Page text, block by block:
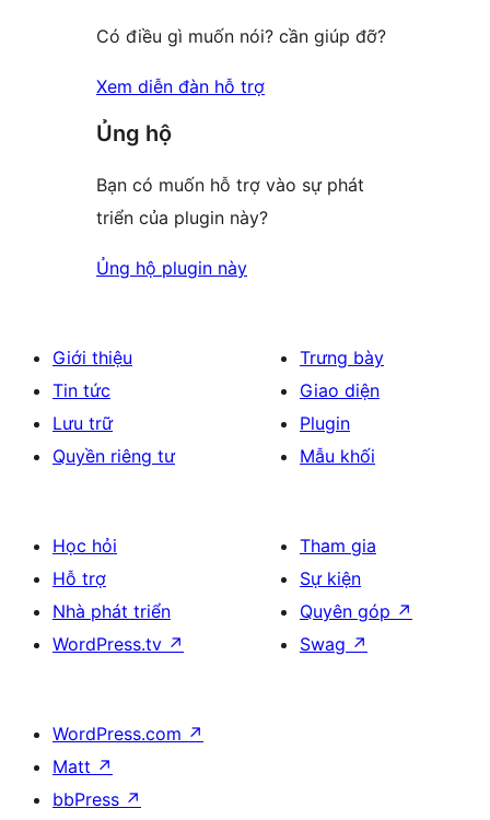
Có điều gì muốn nói? cần giúp đỡ?
Xem diễn đàn hỗ trợ
Ủng hộ
Bạn có muốn hỗ trợ vào sự phát
triển của plugin này?
Ủng hộ plugin này
Giới thiệu
Tin tức
Lưu trữ
Quyền riêng tư
Trưng bày
Giao diện
Plugin
Mẫu khối
Học hỏi
Hỗ trợ
Nhà phát triển
WordPress.tv ↗
Tham gia
Sự kiện
Quyên góp ↗
Swag ↗
WordPress.com ↗
Matt ↗
bbPress ↗